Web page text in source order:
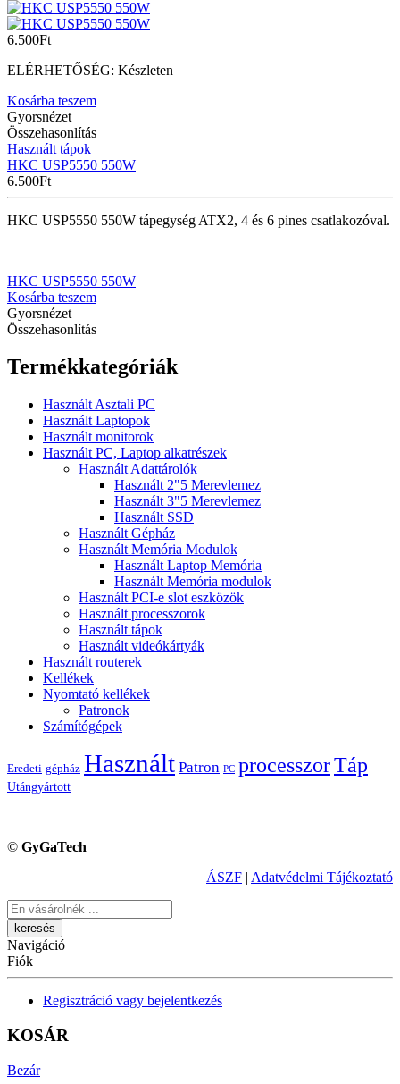
6.500Ft
ELÉRHETŐSÉG: Készleten
Kosárba teszem
Gyorsnézet
Összehasonlítás
Használt tápok
HKC USP5550 550W
6.500Ft
HKC USP5550 550W tápegység ATX2, 4 és 6 pines csatlakozóval.
HKC USP5550 550W
Kosárba teszem
Gyorsnézet
Összehasonlítás
Termékkategóriák
Használt Asztali PC
Használt Laptopok
Használt monitorok
Használt PC, Laptop alkatrészek
Használt Adattárolók
Használt 2"5 Merevlemez
Használt 3"5 Merevlemez
Használt SSD
Használt Gépház
Használt Memória Modulok
Használt Laptop Memória
Használt Memória modulok
Használt PCI-e slot eszközök
Használt processzorok
Használt tápok
Használt videókártyák
Használt routerek
Kellékek
Nyomtató kellékek
Patronok
Számítógépek
Eredeti gépház Használt Patron PC processzorTáp
Utángyártott
© GyGaTech
ÁSZF | Adatvédelmi Tájékoztató
Keresés
Navigáció
Fiók
Regisztráció vagy bejelentkezés
KOSÁR
Bezár